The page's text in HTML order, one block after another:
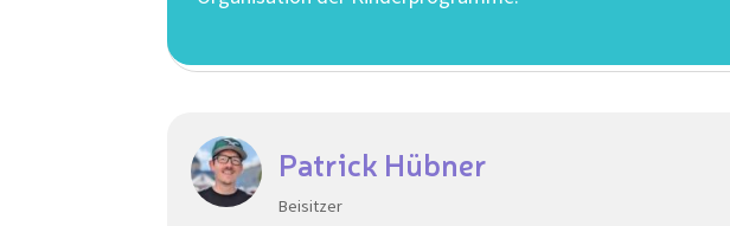
Patrick Hübner
Beisitzer